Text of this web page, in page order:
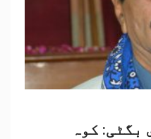
بگٹی: کوہ